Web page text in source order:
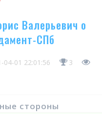
Валерьевич о
СПб
04-01 22:01:56
3
стороны